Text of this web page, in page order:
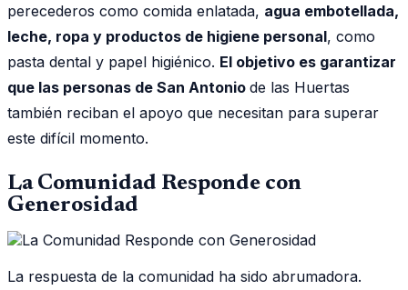
perecederos como comida enlatada, agua embotellada,
leche, ropa y productos de higiene personal, como
pasta dental y papel higiénico. El objetivo es garantizar
que las personas de San Antonio de las Huertas
también reciban el apoyo que necesitan para superar
este difícil momento.
La Comunidad Responde con
Generosidad
La respuesta de la comunidad ha sido abrumadora.